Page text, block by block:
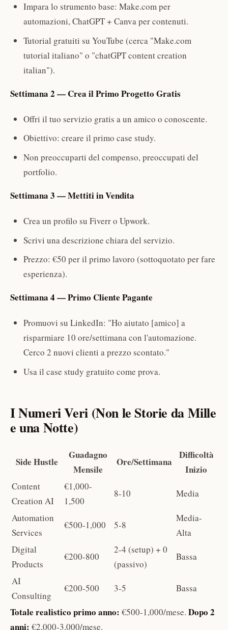
Impara lo strumento base: Make.com per
automazioni, ChatGPT + Canva per contenuti.
Tutorial gratuiti su YouTube (cerca "Make.com
tutorial italiano" o "chatGPT content creation
italian").
Settimana 2 — Crea il Primo Progetto Gratis
Offri il tuo servizio gratis a un amico o conoscente.
Obiettivo: creare il primo case study.
Non preoccuparti del compenso, preoccupati del
portfolio.
Settimana 3 — Mettiti in Vendita
Crea un profilo su Fiverr o Upwork.
Scrivi una descrizione chiara del servizio.
Prezzo: €50 per il primo lavoro (sottoquotato per fare
esperienza).
Settimana 4 — Primo Cliente Pagante
Promuovi su LinkedIn: "Ho aiutato [amico] a
risparmiare 10 ore/settimana con l'automazione.
Cerco 2 nuovi clienti a prezzo scontato."
Usa il case study gratuito come prova.
I Numeri Veri (Non le Storie da Mille
e una Notte)
Side Hustle
Guadagno
Mensile
Ore/Settimana
Difficoltà
Inizio
Content
Creation AI
€1,000-
1,500
8-10 Media
Automation
Services
€500-1,000 5-8
Media-
Alta
Digital
Products
€200-800
2-4 (setup) + 0
(passivo)
Bassa
AI
Consulting
€200-500 3-5 Bassa
Totale realistico primo anno: €500-1,000/mese. Dopo 2
anni: €2,000-3,000/mese.